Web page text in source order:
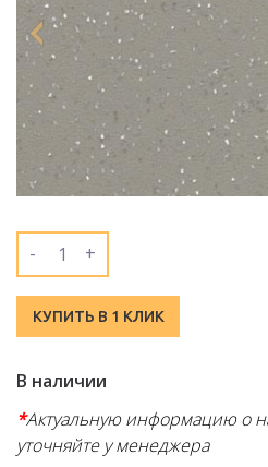
- +
КУПИТЬ В 1 КЛИК
В наличии
*Актуальную информацию о
уточняйте у менеджера